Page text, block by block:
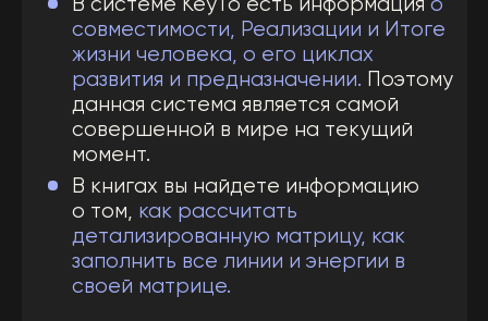
Базовая Книга